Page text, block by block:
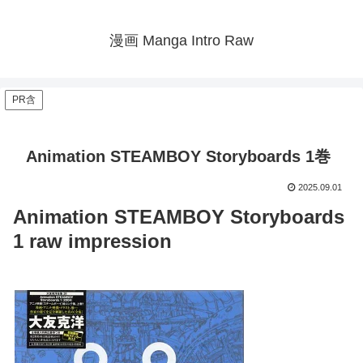
漫画 Manga Intro Raw
PR含
Animation STEAMBOY Storyboards 1巻
2025.09.01
Animation STEAMBOY Storyboards
1 raw impression